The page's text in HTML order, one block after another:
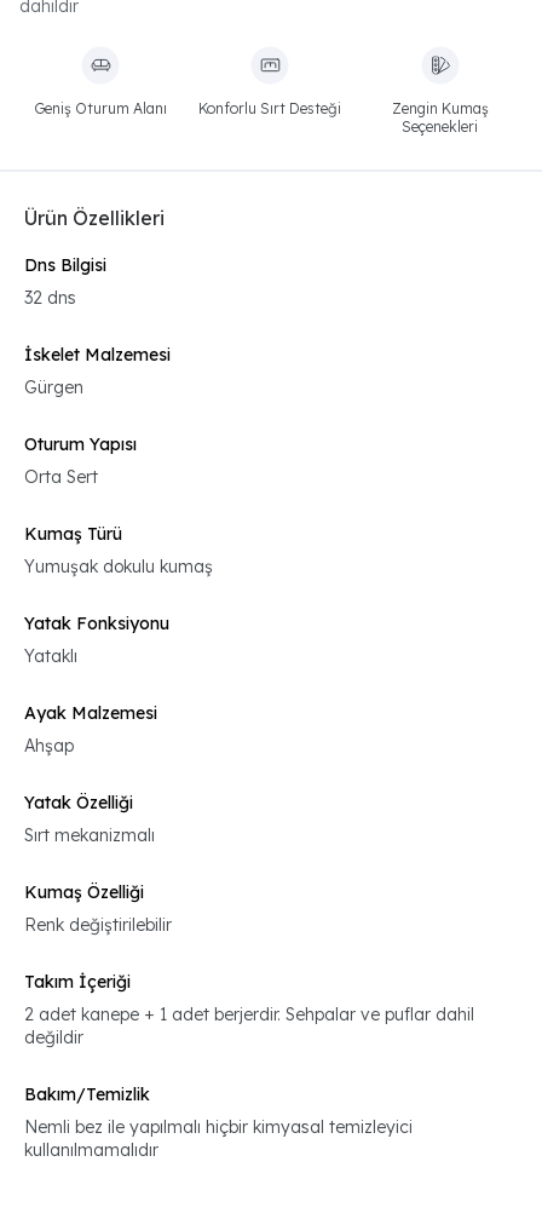
dahildir
Geniş Oturum Alanı Konforlu Sırt Desteği
Zengin Kumaş
Seçenekleri
Ürün Özellikleri
Dns Bilgisi
32 dns
İskelet Malzemesi
Gürgen
Oturum Yapısı
Orta Sert
Kumaş Türü
Yumuşak dokulu kumaş
Yatak Fonksiyonu
Yataklı
Ayak Malzemesi
Ahşap
Yatak Özelliği
Sırt mekanizmalı
Kumaş Özelliği
Renk değiştirilebilir
Takım İçeriği
2 adet kanepe + 1 adet berjerdir. Sehpalar ve puflar dahil
değildir
Bakım/Temizlik
Nemli bez ile yapılmalı hiçbir kimyasal temizleyici
kullanılmamalıdır